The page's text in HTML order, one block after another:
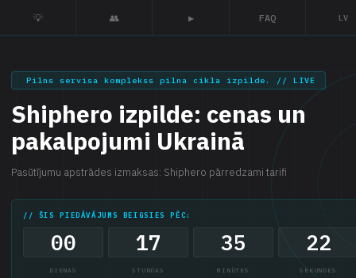
💡 👥 ▶ FAQ LV
Pilns servisa komplekss pilna cikla izpilde. // LIVE
Shiphero izpilde: cenas un
pakalpojumi Ukrainā
Pasūtījumu apstrādes izmaksas: Shiphero pārredzami tarifi
// ŠIS PIEDĀVĀJUMS BEIGSIES PĒC:
00
DIENAS
17
STUNDAS
35
MINŪTES
21
SEKUNDES